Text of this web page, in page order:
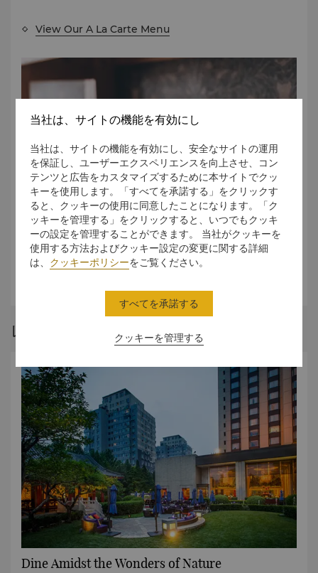
View Our A La Carte Menu
Wine List
AZUR boasts a variety of Old World and New World wines. A
great selection of Bordeaux, Burgundy and Rhône Valley, New
World and Magnum wines is available for guests.
レストランストーリー
Dine Amidst the Wonders of Nature
当社は、サイトの機能を有効にし
当社は、サイトの機能を有効にし、安全なサイトの運用
を保証し、ユーザーエクスペリエンスを向上させ、コン
テンツと広告をカスタマイズするために本サイトでクッ
キーを使用します。「すべてを承諾する」をクリックす
ると、クッキーの使用に同意したことになります。「ク
ッキーを管理する」をクリックすると、いつでもクッキ
ーの設定を管理することができます。 当社がクッキーを
使用する方法およびクッキー設定の変更に関する詳細
は、 クッキーポリシーをご覧ください。
クッキーを管理する
すべてを承諾する